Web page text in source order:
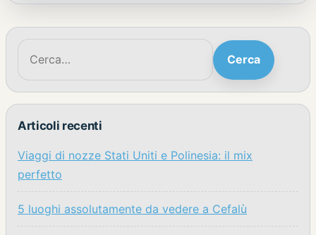
Cerca:
Cerca
Articoli recenti
Viaggi di nozze Stati Uniti e Polinesia: il mix
perfetto
5 luoghi assolutamente da vedere a Cefalù